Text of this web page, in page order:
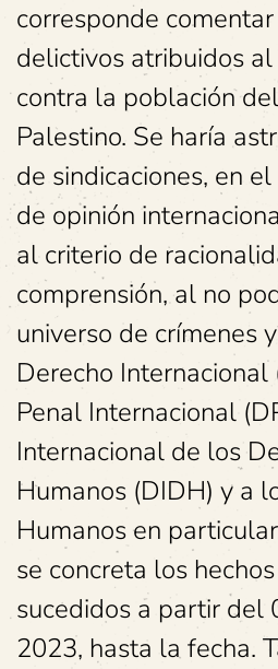
corresponde
delictivos atribuidos
contra la población
Palestino. Se haría
de sindicaciones, en
de opinión
al criterio de
comprensión, al no
universo de crímenes
Derecho Internacional
Penal Internacional
Internacional de los
Humanos (DIDH) y a
Humanos en
se concreta los
sucedidos a partir del
2023, hasta la fecha.